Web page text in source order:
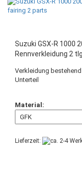
Suzuki GSX-R 1000
Rennverkleidung 2
Verkleidung
Unterteil
Material:
Lieferzeit: